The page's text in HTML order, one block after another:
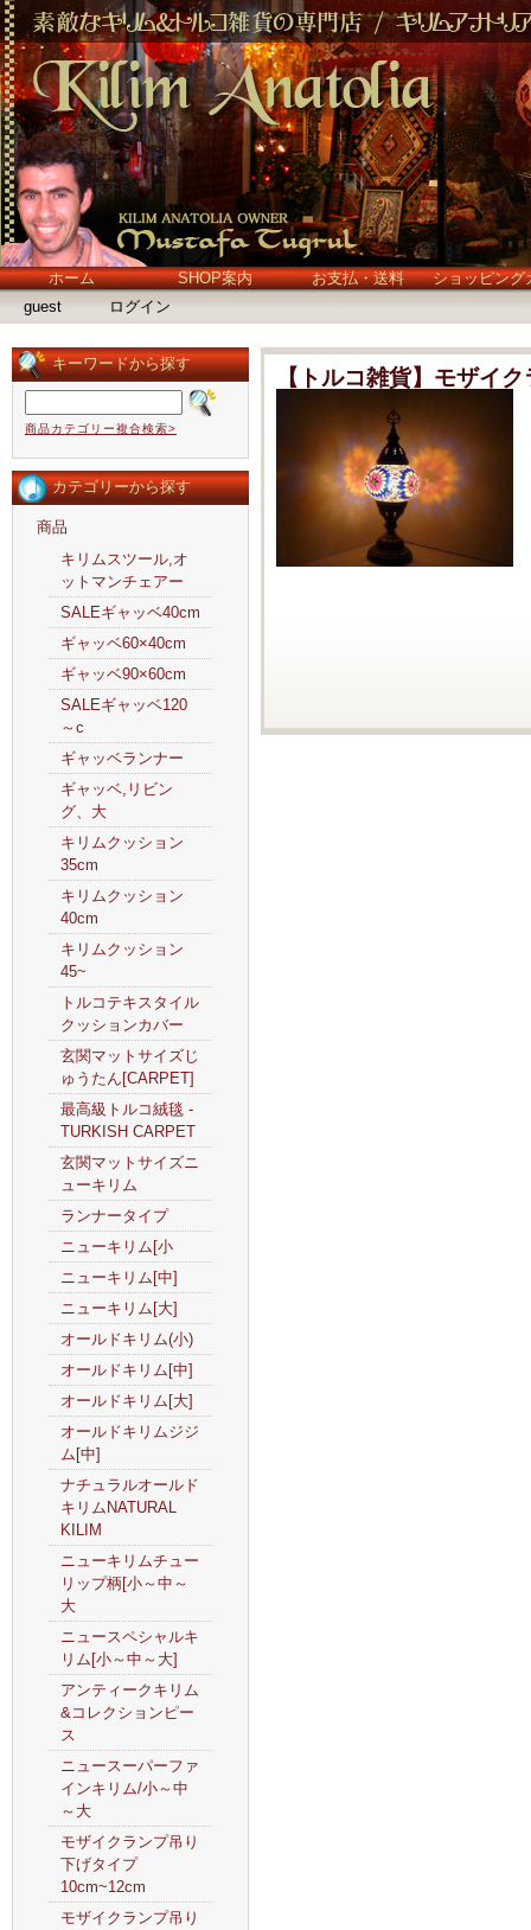
ホーム SHOP案内 お支払・送料
ショッピング
guest
ログイン
キーワードから探す
商品カテゴリー複合検索>
カテゴリーから探す
商品
キリムスツール,オ
ットマンチェアー
SALEギャッベ40cm
ギャッベ60×40cm
ギャッベ90×60cm
SALEギャッベ120
～c
ギャッベランナー
ギャッベ,リビン
グ、大
キリムクッション
35cm
キリムクッション
40cm
キリムクッション
45~
トルコテキスタイル
クッションカバー
玄関マットサイズじ
ゅうたん[CARPET]
最高級トルコ絨毯 -
TURKISH CARPET
玄関マットサイズニ
ューキリム
ランナータイプ
ニューキリム[小
ニューキリム[中]
ニューキリム[大]
オールドキリム(小)
オールドキリム[中]
オールドキリム[大]
オールドキリムジジ
ム[中]
ナチュラルオールド
キリムNATURAL
KILIM
ニューキリムチュー
リップ柄[小～中～
大
ニュースペシャルキ
リム[小～中～大]
アンティークキリム
&コレクションピー
ス
ニュースーパーファ
インキリム/小～中
～大
モザイクランプ吊り
下げタイプ
10cm~12cm
モザイクランプ吊り
【トルコ雑貨】モザイ